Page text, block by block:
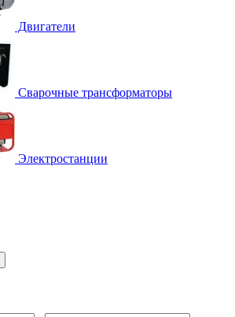
Двигатели
Сварочные трансформаторы
Электростанции